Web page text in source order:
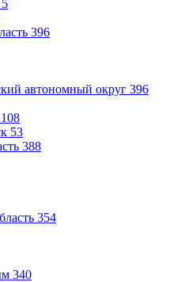
5
396
автономный округ 396
108
53
388
354
340